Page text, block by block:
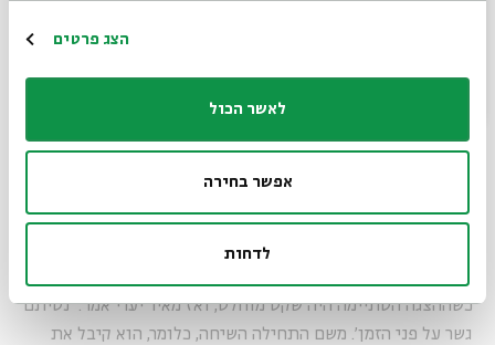
הצג פרטים
לאשר הכול
אפשר בחירה
לדחות
"את הצגת הבכורה של 'ליל העשרים' עשינו בקיבוץ מרחביה. באנו
לשם כדי לתת כבוד למאיר יערי ולאשתו אנדה. כל הקיבוץ ישב
בחדר האוכל, ושם הצגנו את ההצגה. במשך כל ההצגה מאיר יערי
כשההצגה הסתיימה היה שקט מוחלט, ואז מאיר יערי אמר: 'נטיתם
גשר על פני הזמן'. משם התחילה השיחה, כלומר, הוא קיבל את